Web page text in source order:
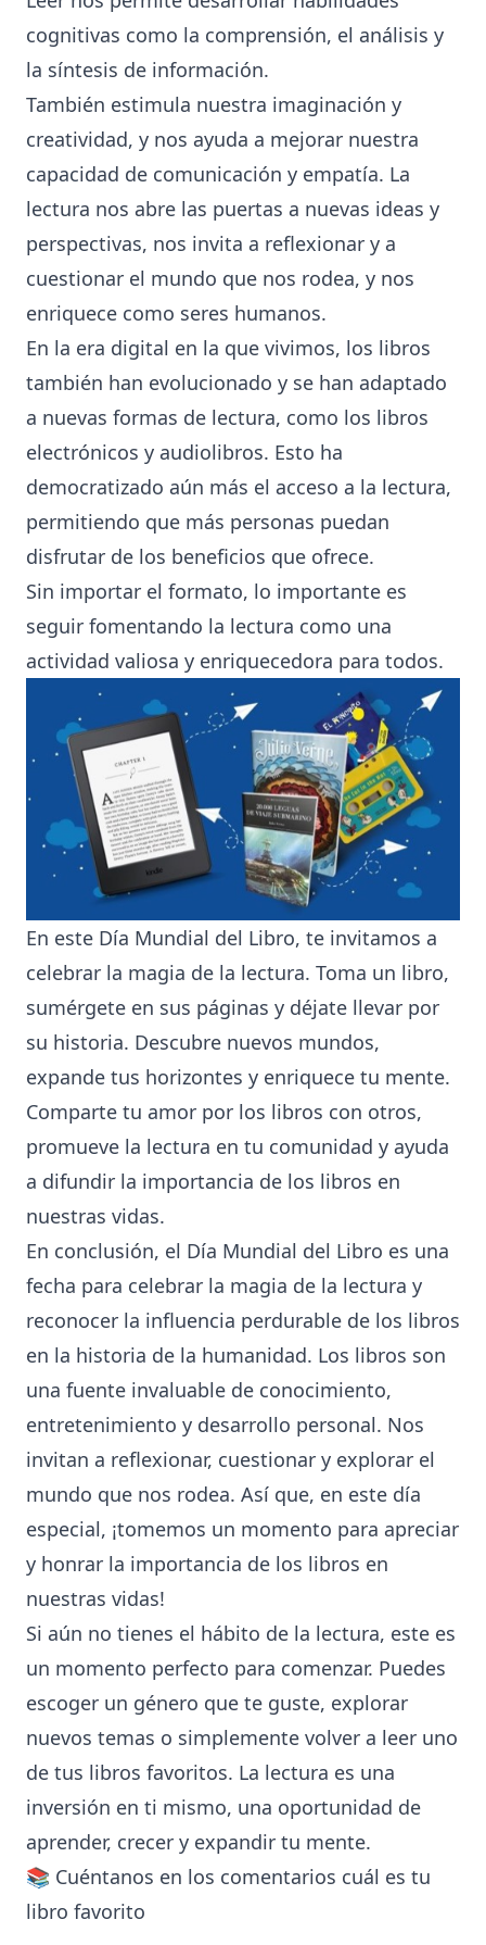
cognitivas como la comprensión, el análisis y
la síntesis de información.
También estimula nuestra imaginación y
creatividad, y nos ayuda a mejorar nuestra
capacidad de comunicación y empatía. La
lectura nos abre las puertas a nuevas ideas y
perspectivas, nos invita a reflexionar y a
cuestionar el mundo que nos rodea, y nos
enriquece como seres humanos.
En la era digital en la que vivimos, los libros
también han evolucionado y se han adaptado
a nuevas formas de lectura, como los libros
electrónicos y audiolibros. Esto ha
democratizado aún más el acceso a la lectura,
permitiendo que más personas puedan
disfrutar de los beneficios que ofrece.
Sin importar el formato, lo importante es
seguir fomentando la lectura como una
actividad valiosa y enriquecedora para todos.
En este Día Mundial del Libro, te invitamos a
celebrar la magia de la lectura. Toma un libro,
sumérgete en sus páginas y déjate llevar por
su historia. Descubre nuevos mundos,
expande tus horizontes y enriquece tu mente.
Comparte tu amor por los libros con otros,
promueve la lectura en tu comunidad y ayuda
a difundir la importancia de los libros en
nuestras vidas.
En conclusión, el Día Mundial del Libro es una
fecha para celebrar la magia de la lectura y
reconocer la influencia perdurable de los libros
en la historia de la humanidad. Los libros son
una fuente invaluable de conocimiento,
entretenimiento y desarrollo personal. Nos
invitan a reflexionar, cuestionar y explorar el
mundo que nos rodea. Así que, en este día
especial, ¡tomemos un momento para apreciar
y honrar la importancia de los libros en
nuestras vidas!
Si aún no tienes el hábito de la lectura, este es
un momento perfecto para comenzar. Puedes
escoger un género que te guste, explorar
nuevos temas o simplemente volver a leer uno
de tus libros favoritos. La lectura es una
inversión en ti mismo, una oportunidad de
aprender, crecer y expandir tu mente.
📚 Cuéntanos en los comentarios cuál es tu
libro favorito